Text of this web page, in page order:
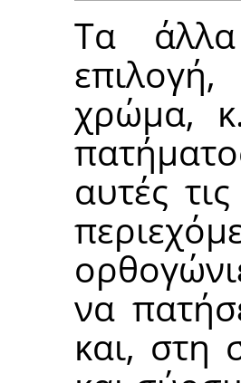
Τα άλλα
χρώμα,
αυτές
να
και, στη